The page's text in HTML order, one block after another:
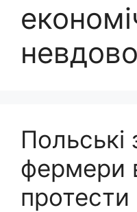
Польські
фермери
протести